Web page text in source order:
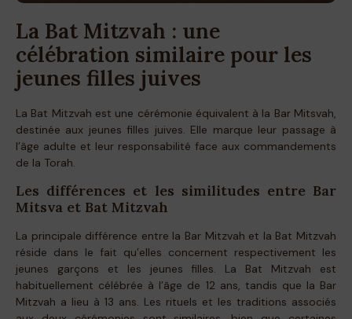
La Bat Mitzvah : une
célébration similaire pour les
jeunes filles juives
La Bat Mitzvah est une cérémonie équivalent à la Bar Mitsvah,
destinée aux jeunes filles juives. Elle marque leur passage à
l’âge adulte et leur responsabilité face aux commandements
de la Torah.
Les différences et les similitudes entre Bar
Mitsva et Bat Mitzvah
La principale différence entre la Bar Mitzvah et la Bat Mitzvah
réside dans le fait qu’elles concernent respectivement les
jeunes garçons et les jeunes filles. La Bat Mitzvah est
habituellement célébrée à l’âge de 12 ans, tandis que la Bar
Mitzvah a lieu à 13 ans. Les rituels et les traditions associés